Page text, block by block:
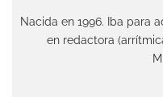
Nacida en 1996. Iba para
en redactora